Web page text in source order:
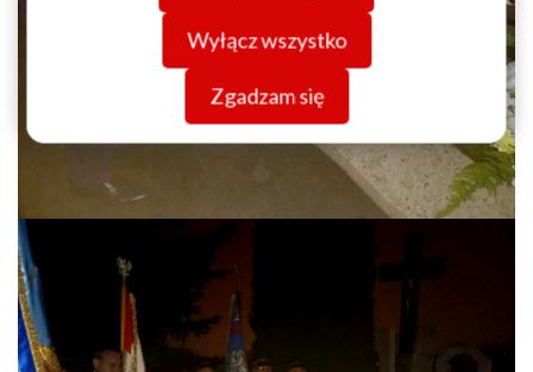
Wyłącz wszystko
Zgadzam się